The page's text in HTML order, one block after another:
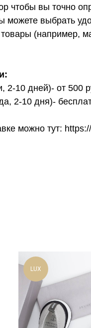
чтобы вы точно
можете выбрать
(например,
2-10 дней)- от 500
2-10 дня)-
можно тут:
LUX